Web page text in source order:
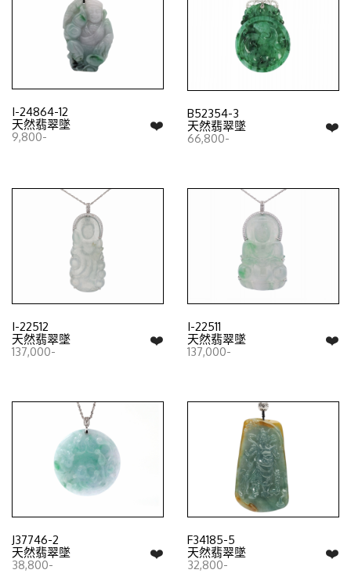
I-24864-12
❤️
天然翡翠墜
9,800-
B52354-3
❤️
天然翡翠墜
66,800-
I-22512
❤️
天然翡翠墜
137,000-
I-22511
❤️
天然翡翠墜
137,000-
J37746-2
❤️
天然翡翠墜
38,800-
F34185-5
❤️
天然翡翠墜
32,800-